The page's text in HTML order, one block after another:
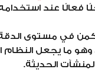
فعالًا عند
في مستوى
ما يجعل النظام
الحديثة.